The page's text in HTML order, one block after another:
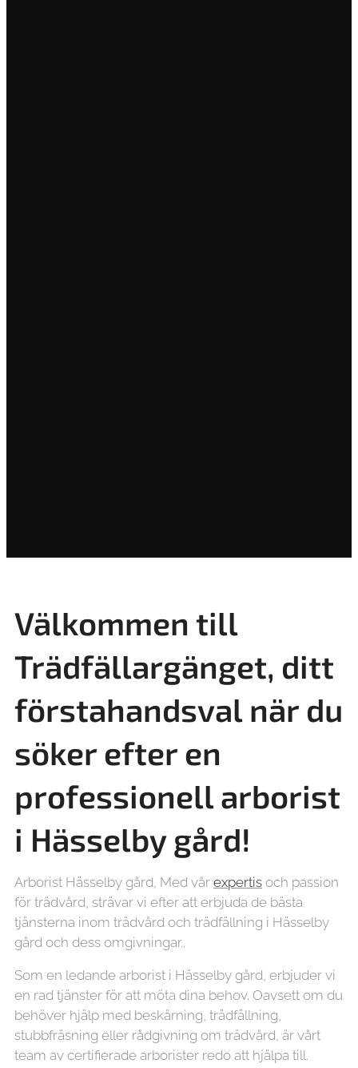
Välkommen till
Trädfällargänget, ditt
förstahandsval när du
söker efter en
professionell arborist
i Hässelby gård!
Arborist Hässelby gård, Med vår expertis och passion
för trädvård, strävar vi efter att erbjuda de bästa
tjänsterna inom trädvård och trädfällning i Hässelby
gård och dess omgivningar..
Som en ledande arborist i Hässelby gård, erbjuder vi
en rad tjänster för att möta dina behov. Oavsett om du
behöver hjälp med beskärning, trädfällning,
stubbfräsning eller rådgivning om trädvård, är vårt
team av certifierade arborister redo att hjälpa till.